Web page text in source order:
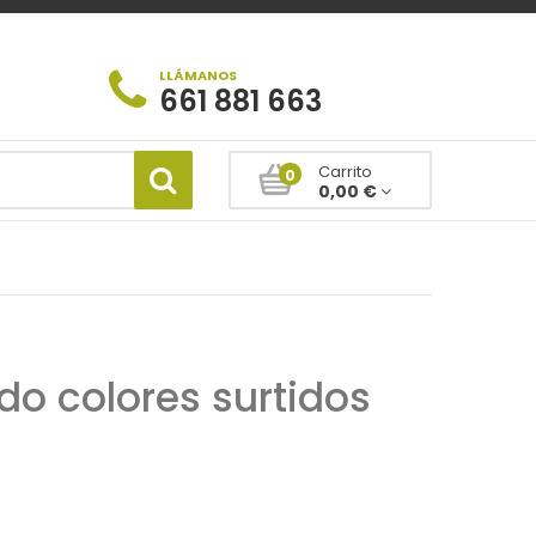
LLÁMANOS
661 881 663
0 Carrito
0,00 €
colores surtidos